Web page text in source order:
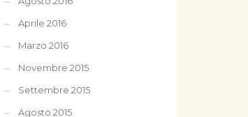
Aprile 2016
Marzo 2016
Novembre 2015
Settembre 2015
Agosto 2015